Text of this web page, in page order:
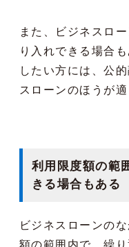
また、ビジネスロ
り入れできる場合
したい方には、公
スローンのほうが
利用限度額の範
きる場合もある
ビジネスローンの